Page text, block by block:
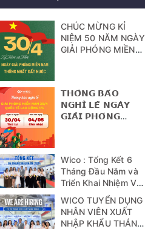
CHÚC MỪNG KỈ
NIỆM 50 NĂM NGÀY
GIẢI PHÓNG MIỀN
𝗧𝗛𝗢̂𝗡𝗚 𝗕𝗔́𝗢
𝗡𝗚𝗛𝗜̉ 𝗟𝗘̂̃ 𝗡𝗚𝗔̀𝗬
𝗚𝗜𝗔̉𝗜 𝗣𝗛𝗢́𝗡𝗚
(𝟭/𝟱)
Wico : Tổng Kết 6
Tháng Đầu Năm và
Triển Khai Nhiệm Vụ
Công Tác 6 Tháng
Cuối Năm 2024
WICO TUYỂN DỤNG
NHÂN VIÊN XUẤT
NHẬP KHẨU THÁNG